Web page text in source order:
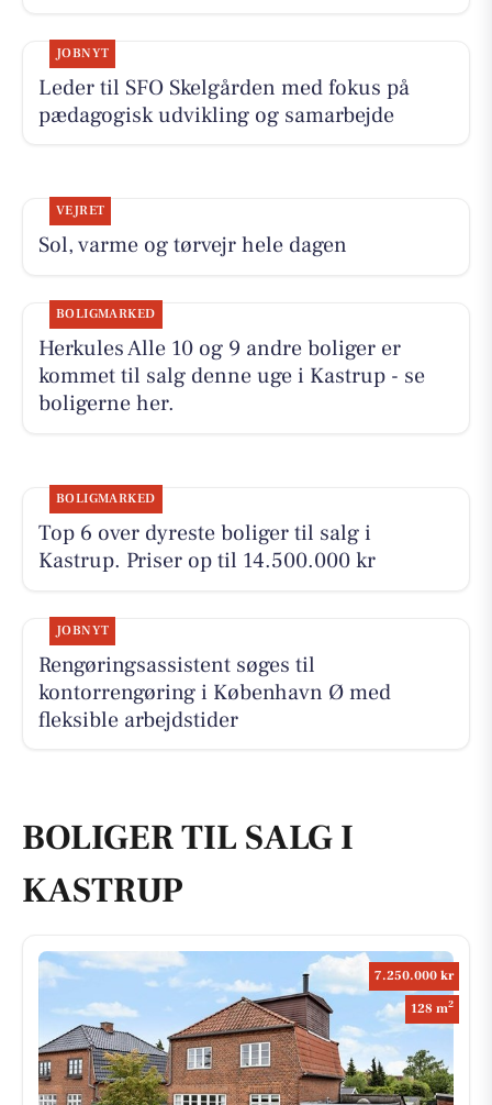
JOBNYT
Leder til SFO Skelgården med fokus på
pædagogisk udvikling og samarbejde
VEJRET
Sol, varme og tørvejr hele dagen
BOLIGMARKED
Herkules Alle 10 og 9 andre boliger er
kommet til salg denne uge i Kastrup - se
boligerne her.
BOLIGMARKED
Top 6 over dyreste boliger til salg i
Kastrup. Priser op til 14.500.000 kr
JOBNYT
Rengøringsassistent søges til
kontorrengøring i København Ø med
fleksible arbejdstider
BOLIGER TIL SALG I
KASTRUP
7.250.000 kr
128 m2